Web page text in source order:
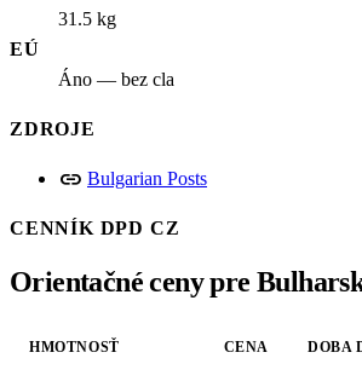
31.5 kg
EÚ
Áno — bez cla
ZDROJE
link Bulgarian Posts
CENNÍK DPD CZ
Orientačné ceny pre
HMOTNOSŤ CENA DOBA